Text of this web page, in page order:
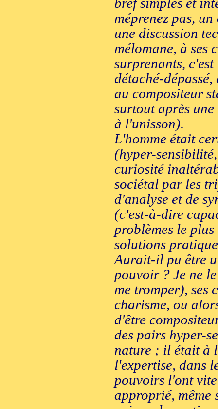
méprenez pas,
une discussion
mélomane, à ses
surprenants,
détaché-
au compositeur
surtout après
à l'unisson).
L'homme était
(hyper-
curiosité
sociétal par les
d'analyse et de
(c'est-à-dire
problèmes le
solutions
Aurait-il pu être
pouvoir ? Je ne
me tromper), ses
charisme, ou
d'être
des pairs hyper-
nature ; il était à
l'expertise, dans
pouvoirs l'ont
approprié, même